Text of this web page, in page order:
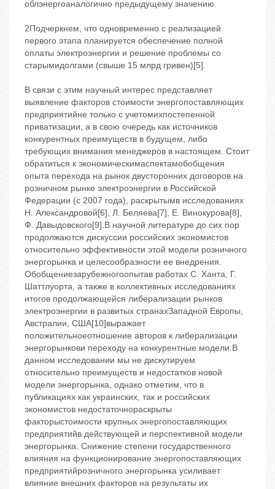
облэнергоаналогично предыдущему значению.
2Подчеркнем, что одновременно с реализацией
первого этапа планируется обеспечение полной
оплаты электроэнергии и решение проблемы со
старымидолгами (свыше 15 млрд гривен)[5].
В связи с этим научный интерес представляет
выявление факторов стоимости энергопоставляющих
предприятийне только с учетомихпостепенной
приватизации, а в свою очередь как источников
конкурентных преимуществ в будущем, либо
требующих внимания менеджеров в настоящем. Стоит
обратиться к экономическимаспектамобобщения
опыта перехода на рынок двусторонних договоров на
розничном рынке электроэнергии в Российской
Федерации (с 2007 года), раскрытымв исследованиях
Н. Александровой[6], Л. Беляева[7], Е. Винокурова[8],
Ф. Давыдовского[9].В научной литературе до сих пор
продолжаются дискуссии российских экономистов
относительно эффективности этой модели розничного
энергорынка и целесообразности ее внедрения.
Обобщениезарубежногоопытав работах С. Ханта, Г.
Шаттлуорта, а также в коллективных исследованиях
итогов продолжающейся либерализации рынков
электроэнергии в развитых странахЗападной Европы,
Австралии, США[10]выражает
положительноеотношение авторов к либерализации
энергорынкови переходу на конкурентные модели.В
данном исследовании мы не дискутируем
относительно преимуществ и недостатков новой
модели энергорынка, однако отметим, что в
публикациях как украинских, так и российских
экономистов недостаточнораскрыты
факторыстоимости крупных энергопоставляющих
предприятийв действующей и перспективной модели
энергорынка. Снижение степени государственного
влияния на функционирование энергопоставляющих
предприятийрозничного энергорынка усиливает
влияние внешних факторов на результаты их